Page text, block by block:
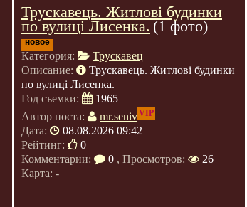
Трускавець. Житлові будинки
по вулиці Лисенка.(1 фото)
новое
Категория:
Трускавец
Описание:
Трускавець. Житлові будинки
по вулиці Лисенка.
Год съемки:
1965
Автор поста:
mr.senivVIP
Дата:
08.08.2026 09:42
Рейтинг:
0
Комментарии:
0 , Просмотров:
26
Карта: -